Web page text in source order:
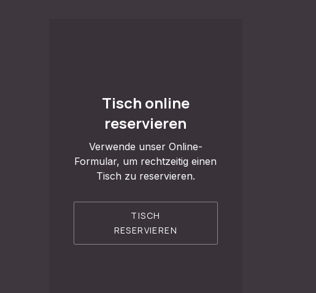
Tisch online
reservieren
Verwende unser Online-
Formular, um rechtzeitig einen
Tisch zu reservieren.
TISCH
RESERVIEREN